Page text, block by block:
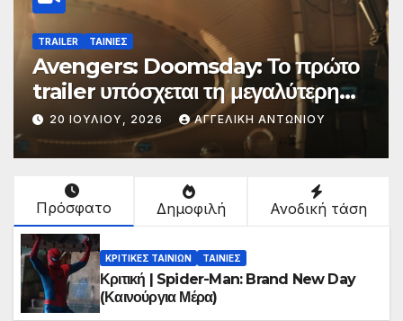
TRAILER ΤΑΙΝΙΕΣ
Avengers: Doomsday: Το πρώτο
trailer υπόσχεται τη μεγαλύτερη
μάχη στην ιστορία της Marvel
20 ΙΟΥΛΊΟΥ, 2026 ΑΓΓΕΛΙΚΉ ΑΝΤΩΝΊΟΥ
Πρόσφατο Δημοφιλή Ανοδική τάση
ΚΡΙΤΙΚΕΣ ΤΑΙΝΙΩΝ ΤΑΙΝΙΕΣ
Κριτική | Spider-Man: Brand New Day
(Καινούργια Μέρα)